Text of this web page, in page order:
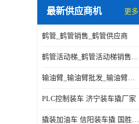
最新供应商机 更多
鹤管_鹤管销售_鹤管供应商
鹤管活动梯_鹤管活动梯销售_鹤管活动梯供应商
输油臂_输油臂批发_输油臂厂家
PLC控制装车 济宁装车撬厂家
撬装加油车 信阳装车撬 国胜装备